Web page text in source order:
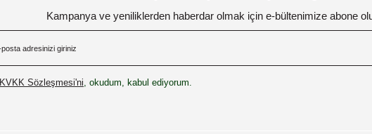
Kampanya ve yeniliklerden haberdar olmak için e-bültenimize abone
KVKK Sözleşmesi'ni , okudum, kabul ediyorum.